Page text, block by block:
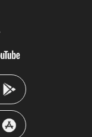
google
youtube-